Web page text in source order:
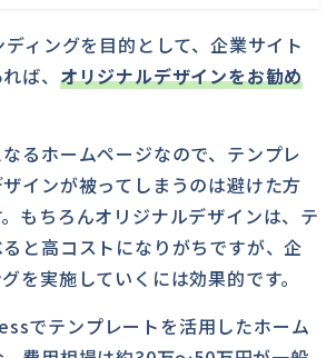
ィングを目的として、企業サイト
ば、 オリジナルデザインをお勧め
るホームページなので、テンプレ
インが被ってしまうのは避けた方
もちろんオリジナルデザインは、テ
と高コストになりがちですが、企
を実施していくには効果的です。
でテンプレートを活用したホーム